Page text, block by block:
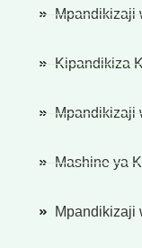
Mpandikizaji
Kipandikiza
Mpandikizaji
Mashine ya
Mpandikizaji